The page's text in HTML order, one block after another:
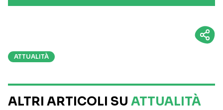
ATTUALITÀ
ALTRI ARTICOLI SU ATTUALITÀ